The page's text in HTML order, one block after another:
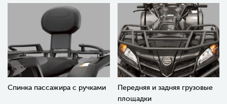
Спинка пассажира с ручками
Передняя и задняя грузовые
площадки